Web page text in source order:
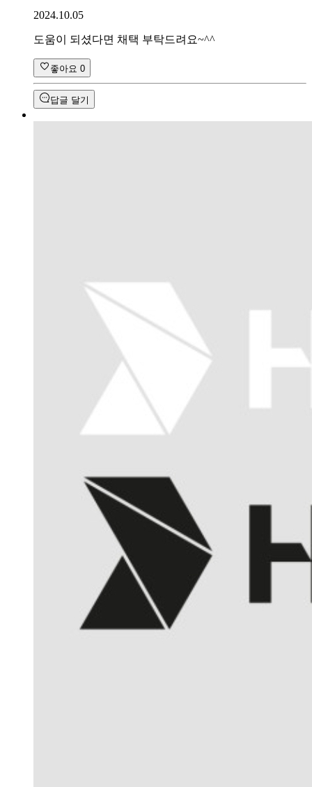
2024.10.05
도움이 되셨다면 채택 부탁드려요~^^
좋아요 0
답글 달기